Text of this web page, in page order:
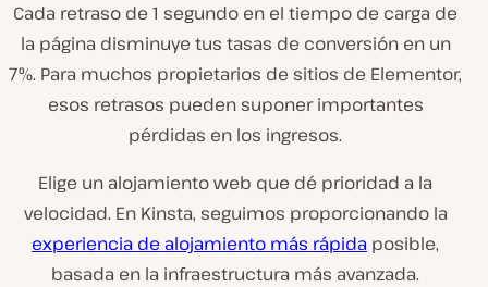
Cada retraso de 1 segundo en el tiempo de carga de
la página disminuye tus tasas de conversión en un
7%. Para muchos propietarios de sitios de Elementor,
esos retrasos pueden suponer importantes
pérdidas en los ingresos.
Elige un alojamiento web que dé prioridad a la
velocidad. En Kinsta, seguimos proporcionando la
experiencia de alojamiento más rápida posible,
basada en la infraestructura más avanzada.